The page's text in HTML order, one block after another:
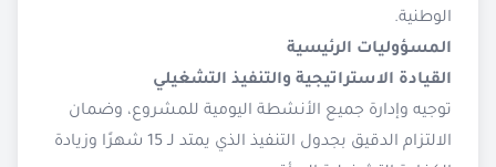
الوطنية.
المسؤوليات الرئيسية
القيادة الاستراتيجية والتنفيذ التشغيلي
توجيه وإدارة جميع الأنشطة اليومية للمشروع، وضمان
الالتزام الدقيق بجدول التنفيذ الذي يمتد لـ 15 شهرًا وزيادة